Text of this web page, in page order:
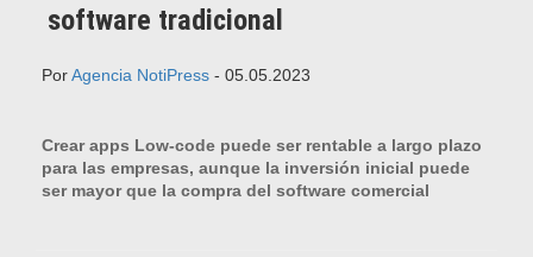
software tradicional
PorAgencia NotiPress - 05.05.2023
Crear apps Low-code puede ser rentable a largo plazo
para las empresas, aunque la inversión inicial puede
ser mayor que la compra del software comercial